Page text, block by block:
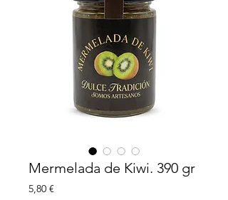
Mermelada de Kiwi. 390 gr
5,80 €